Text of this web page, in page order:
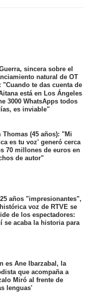
sincera sobre el
natural de OT
"Cuando te das cuenta de
está en Los Ángeles
3000 WhatsApps todos
es inviable"
Thomas (45 años): "Mi
es tu voz' generó cerca
70 millones de euros en
de autor"
años "impresionantes",
voz de RTVE se
de los espectadores:
se acaba la historia para
es Ane Ibarzabal, la
que acompaña a
Miró al frente de
lenguas'